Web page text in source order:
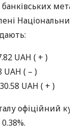
UAH ( + )
UAH ( – )
UAH ( + )
офіційний